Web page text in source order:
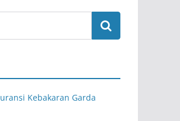
Kebakaran Garda